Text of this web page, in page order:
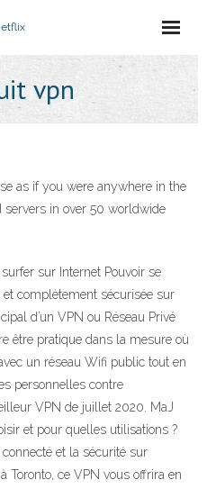
vpn
as if you were anywhere in the
in over 50 worldwide
sur Internet Pouvoir se
complètement sécurisée sur
d’un VPN ou Réseau Privé
être pratique dans la mesure où
un réseau Wifi public tout en
personnelles contre
VPN de juillet 2020. MaJ
et pour quelles utilisations ?
et la sécurité sur
Toronto, ce VPN vous offrira en